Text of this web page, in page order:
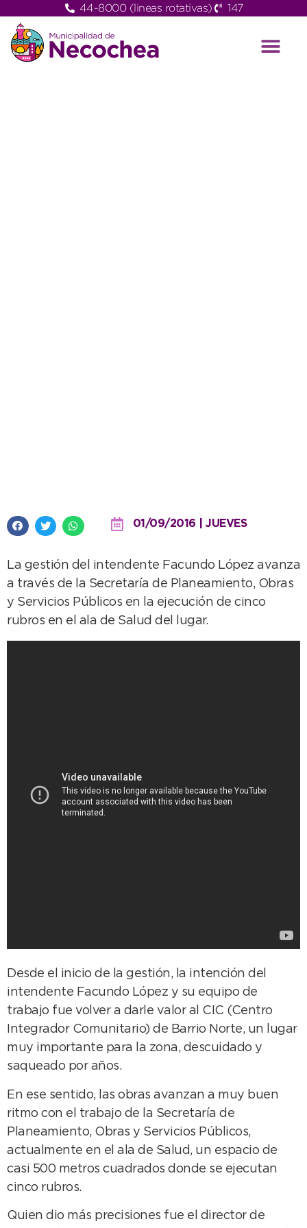
44-8000 (lineas rotativas) 147
01/09/2016 | JUEVES
La gestión del intendente Facundo López avanza
a través de la Secretaría de Planeamiento, Obras
y Servicios Públicos en la ejecución de cinco
rubros en el ala de Salud del lugar.
Desde el inicio de la gestión, la intención del
intendente Facundo López y su equipo de
trabajo fue volver a darle valor al CIC (Centro
Integrador Comunitario) de Barrio Norte, un lugar
muy importante para la zona, descuidado y
saqueado por años.
En ese sentido, las obras avanzan a muy buen
ritmo con el trabajo de la Secretaría de
Planeamiento, Obras y Servicios Públicos,
actualmente en el ala de Salud, un espacio de
casi 500 metros cuadrados donde se ejecutan
cinco rubros.
Quien dio más precisiones fue el director de